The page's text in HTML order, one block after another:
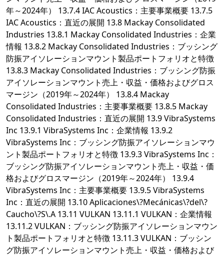
年～2024年） 13.7.4 IAC Acoustics：主要事業概要 13.7.5
IAC Acoustics：直近の展開 13.8 Mackay Consolidated
Industries 13.8.1 Mackay Consolidated Industries：企業
情報 13.8.2 Mackay Consolidated Industries：ブッシング
防振アイソレーションマウント製品ポートフォリオと特徴
13.8.3 Mackay Consolidated Industries：ブッシング防振
アイソレーションマウント売上・収益・価格およびグロス
マージン（2019年～2024年） 13.8.4 Mackay
Consolidated Industries：主要事業概要 13.8.5 Mackay
Consolidated Industries：直近の展開 13.9 VibraSystems
Inc 13.9.1 VibraSystems Inc：企業情報 13.9.2
VibraSystems Inc：ブッシング防振アイソレーションマウ
ント製品ポートフォリオと特徴 13.9.3 VibraSystems Inc：
ブッシング防振アイソレーションマウント売上・収益・価
格およびグロスマージン（2019年～2024年） 13.9.4
VibraSystems Inc：主要事業概要 13.9.5 VibraSystems
Inc：直近の展開 13.10 Aplicaciones\?Mecánicas\?del\?
Caucho\?S\.A 13.11 VULKAN 13.11.1 VULKAN：企業情報
13.11.2 VULKAN：ブッシング防振アイソレーションマウン
ト製品ポートフォリオと特徴 13.11.3 VULKAN：ブッシン
グ防振アイソレーションマウント売上・収益・価格および